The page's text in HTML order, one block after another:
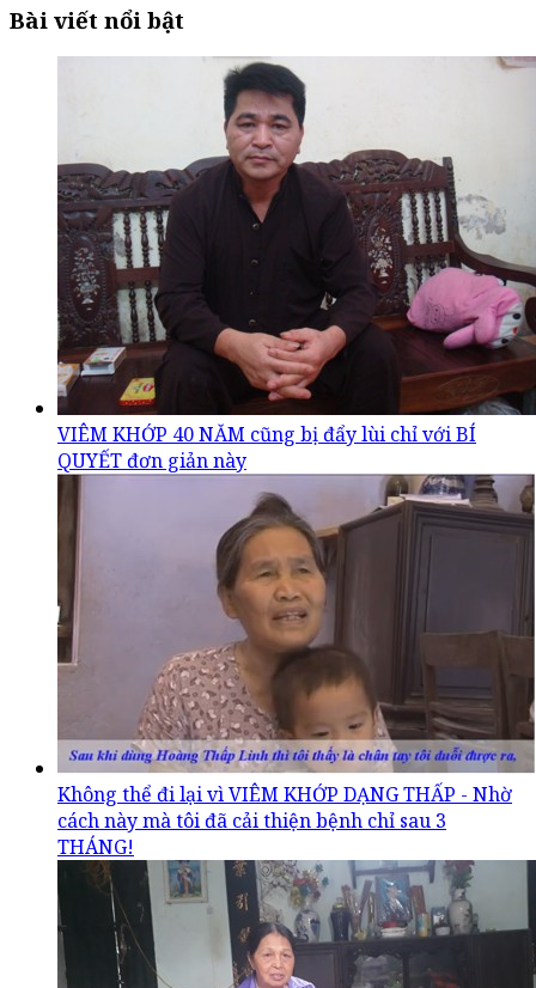
Bài viết nổi bật
VIÊM KHỚP 40 NĂM cũng bị đẩy lùi chỉ với BÍ
QUYẾT đơn giản này
Không thể đi lại vì VIÊM KHỚP DẠNG THẤP - Nhờ
cách này mà tôi đã cải thiện bệnh chỉ sau 3
THÁNG!